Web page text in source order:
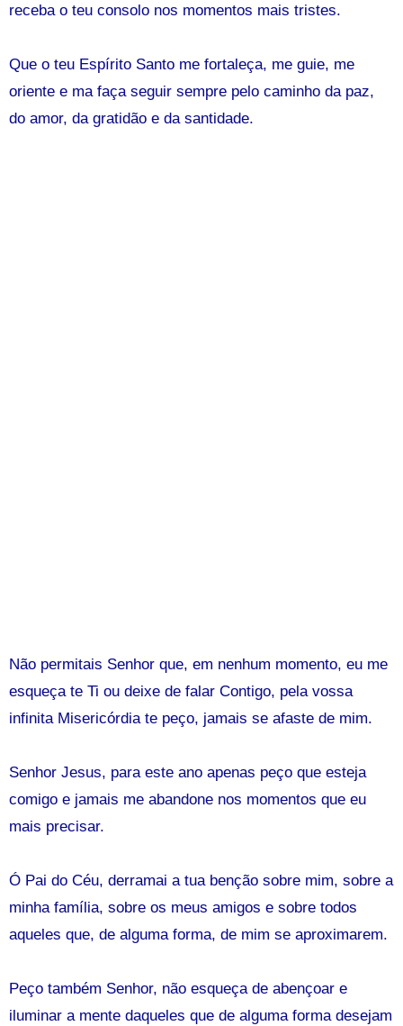
receba o teu consolo nos momentos mais tristes.
Que o teu Espírito Santo me fortaleça, me guie, me
oriente e ma faça seguir sempre pelo caminho da paz,
do amor, da gratidão e da santidade.
Não permitais Senhor que, em nenhum momento, eu me
esqueça te Ti ou deixe de falar Contigo, pela vossa
infinita Misericórdia te peço, jamais se afaste de mim.
Senhor Jesus, para este ano apenas peço que esteja
comigo e jamais me abandone nos momentos que eu
mais precisar.
Ó Pai do Céu, derramai a tua benção sobre mim, sobre a
minha família, sobre os meus amigos e sobre todos
aqueles que, de alguma forma, de mim se aproximarem.
Peço também Senhor, não esqueça de abençoar e
iluminar a mente daqueles que de alguma forma desejam